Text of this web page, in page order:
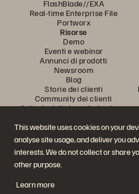
This website uses cookies on your
analyse site usage, and deliver you
interests. We do not collect or share
other purpose.
Learn more
FlashBlade//EXA
Real-time Enterprise File
Portworx
Risorse
Demo
Eventi e webinar
Annunci di prodotti
Newsroom
Blog
Storie dei clienti
Community dei clienti
Articolo della knowledge base
Partecipa alla
Segui tutti i canali